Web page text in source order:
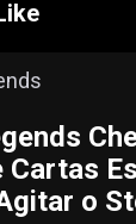
Cartas
o